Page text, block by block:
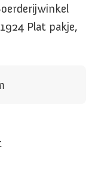
Plat pakje,